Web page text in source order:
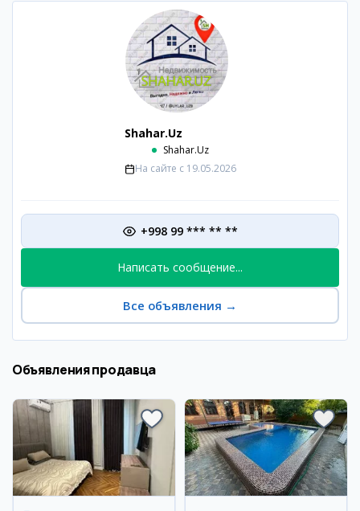
Shahar.Uz
Shahar.Uz
На сайте с 19.05.2026
+998 99 *** ** **
Написать сообщение...
Все объявления →
Объявления продавца